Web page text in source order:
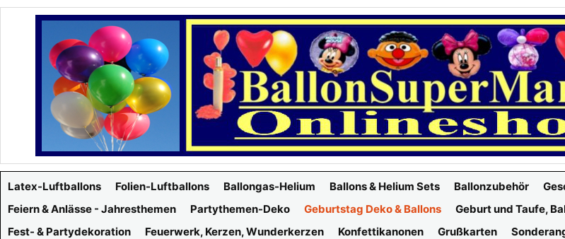
Latex-Luftballons Folien-Luftballons Ballongas-Helium Ballons & Helium Sets Ballonzubehör
Feiern & Anlässe - Jahresthemen
Partythemen-Deko Geburtstag Deko & Ballons Geburt und Taufe,
Fest- & Partydekoration
Feuerwerk, Kerzen, Wunderkerzen Konfettikanonen Grußkarten